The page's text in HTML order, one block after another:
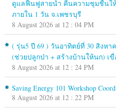
ดูแลฟื้นฟูสายน้ำ คืนความชุมชื้นใ
ภายใน 1 วัน จ.เพชรบุรี
8 August 2026 at 12 : 04 PM
( รุ่น5 ปี 69 ) วันอาทิตย์ที่ 30 สิงห
(ช่วยปลูกป่า + สร้างบ้านให้นก) เ
8 August 2026 at 12 : 24 PM
Saving Energy 101 Workshop
8 August 2026 at 12 : 22 PM